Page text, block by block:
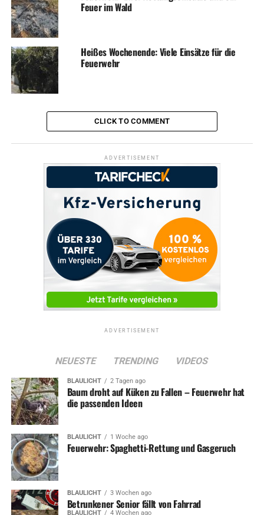
RELATED TOPICS:
UP NEXT
„Pottfeuer“ brennt in Zukunft außerhalb von Wetter
ABUS erhält Innovationspreis für modernes Funk-
Feuer im Wald
Heißes Wochenende: Viele Einsätze für die
Feuerwehr
CLICK TO COMMENT
ADVERTISEMENT
ADVERTISEMENT
NEUESTE TRENDING VIDEOS
BLAULICHT 2 Tagen ago
Baum droht auf Küken zu Fallen – Feuerwehr hat
die passenden Ideen
BLAULICHT 1 Woche ago
Feuerwehr: Spaghetti-Rettung und Gasgeruch
BLAULICHT 3 Wochen ago
Betrunkener Senior fällt von Fahrrad
BLAULICHT 4 Wochen ago